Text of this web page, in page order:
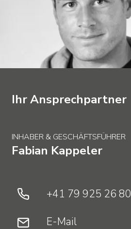
Ihr Ansprechpartner
INHABER & GESCHÄFTSFÜHRER
Fabian Kappeler
+41 79 925 26 80
E-Mail
Zurück